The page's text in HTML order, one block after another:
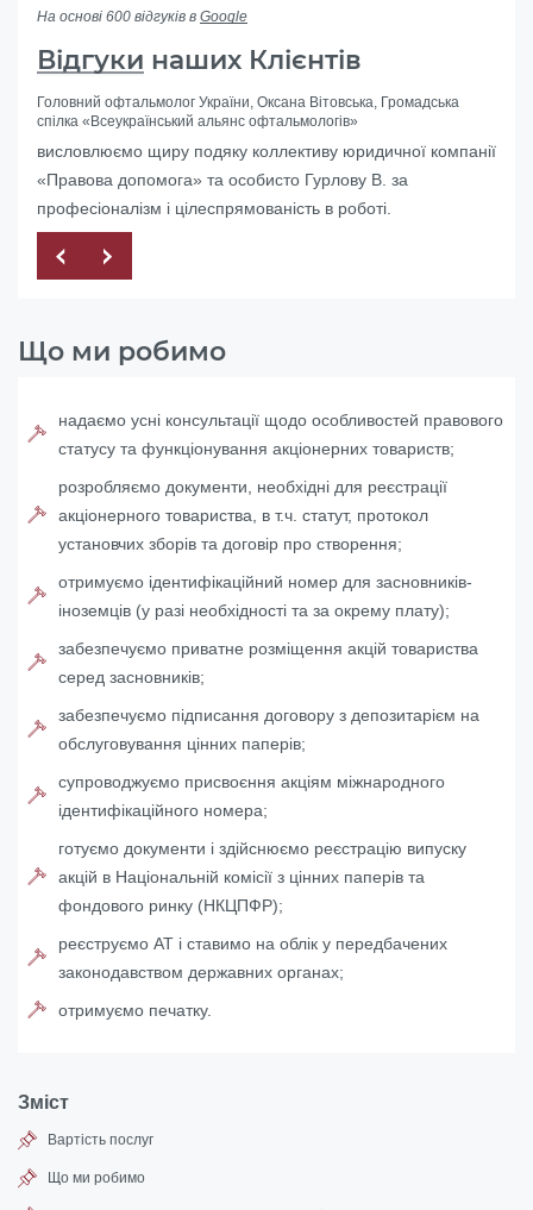
На основі 600 відгуків в Google
Відгуки наших Клієнтів
Головний офтальмолог України, Оксана Вітовська, Громадська
спілка «Всеукраїнський альянс офтальмологів»
висловлюємо щиру подяку коллективу юридичної компанії
«Правова допомога» та особисто Гурлову В. за
професіоналізм і цілеспрямованість в роботі.
Допомогли з ліквідацією іноземного представництва в
Україні
Що ми робимо
надаємо усні консультації щодо особливостей правового
статусу та функціонування акціонерних товариств;
розробляємо документи, необхідні для реєстрації
акціонерного товариства, в т.ч. статут, протокол
установчих зборів та договір про створення;
отримуємо ідентифікаційний номер для засновників-
іноземців (у разі необхідності та за окрему плату);
забезпечуємо приватне розміщення акцій товариства
серед засновників;
забезпечуємо підписання договору з депозитарієм на
обслуговування цінних паперів;
супроводжуємо присвоєння акціям міжнародного
ідентифікаційного номера;
готуємо документи і здійснюємо реєстрацію випуску
акцій в Національній комісії з цінних паперів та
фондового ринку (НКЦПФР);
реєструємо АТ і ставимо на облік у передбачених
законодавством державних органах;
отримуємо печатку.
Зміст
Вартість послуг
Що ми робимо